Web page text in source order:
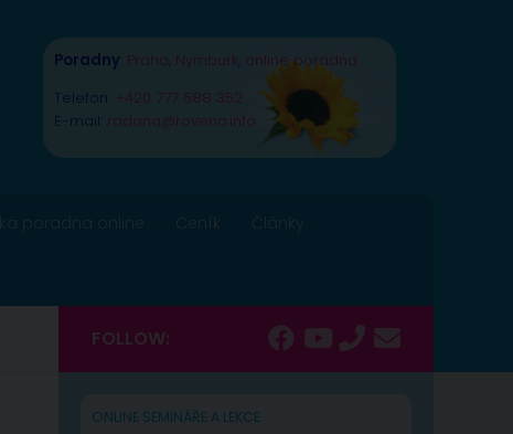
Poradny Praha Nymburk online poradna
Telefon: +420 777 588 352
E-mail: radana@rovena.info
poradna online Ceník Články
FOLLOW:
ONLINE SEMINÁŘE A LEKCE